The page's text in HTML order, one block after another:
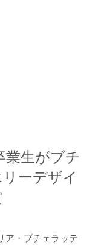
業生がブチ
ーデザイ
ア・ブチェラッテ